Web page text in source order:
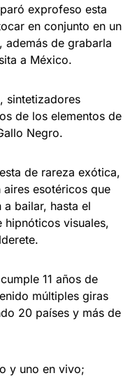
exprofeso esta
en conjunto en un
además de grabarla
a México.
sintetizadores
de los elementos de
Negro.
de rareza exótica,
esotéricos que
bailar, hasta el
hipnóticos visuales,
11 años de
múltiples giras
20 países y más de
y uno en vivo;